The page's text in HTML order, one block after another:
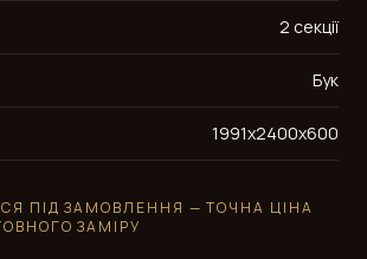
2 секції
Бук
1991x2400x600
ПІД ЗАМОВЛЕННЯ — ТОЧНА ЦІНА
ЗАМІРУ